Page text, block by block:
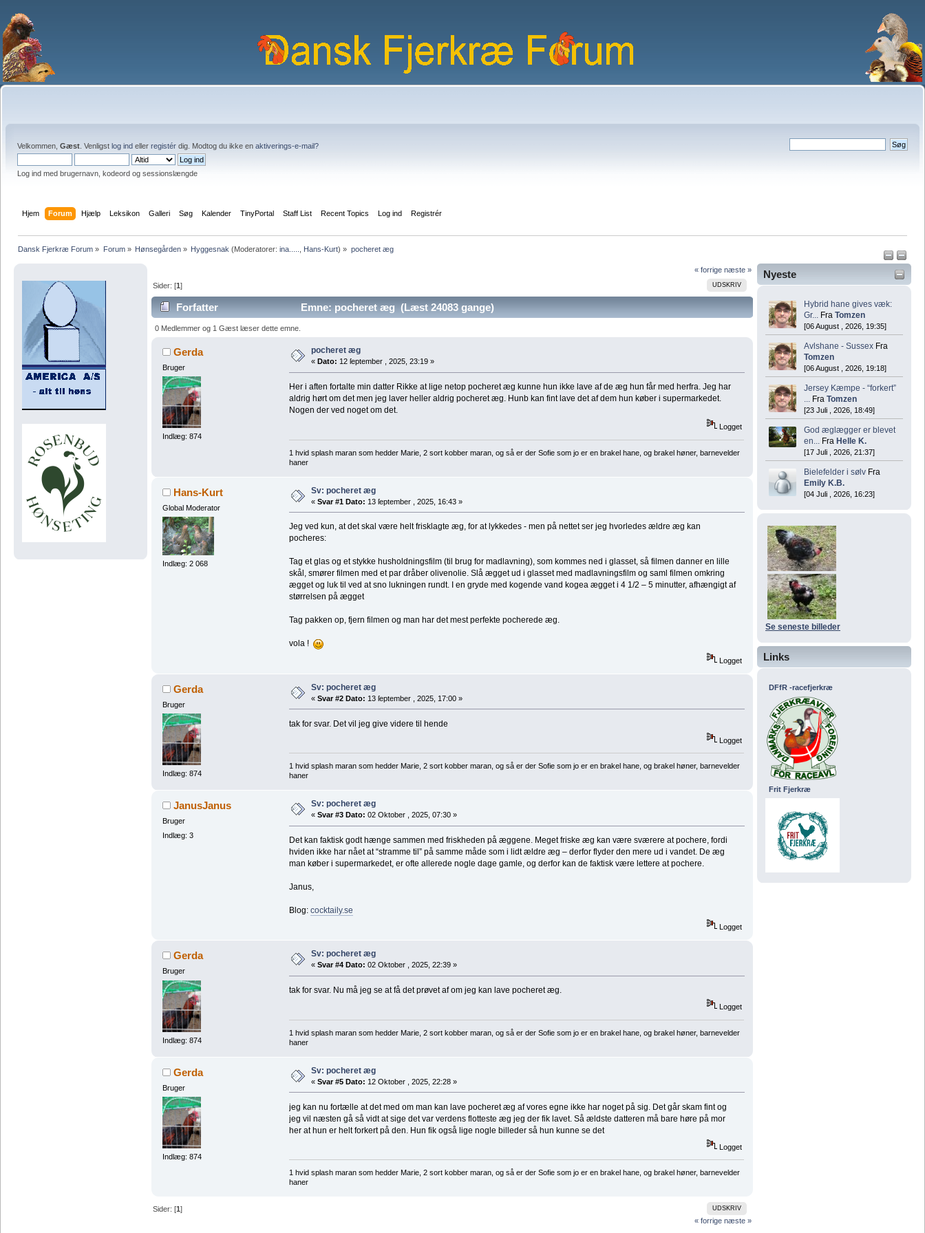
Velkommen, Gæst . Venligst log ind eller registér dig. Modtog du ikke en aktiverings-e-mail?
Log ind med brugernavn, kodeord og sessionslængde
Hjem Forum Hjælp Leksikon Galleri Søg Kalender TinyPortal Staff List Recent Topics Log ind Registrér
Dansk Fjerkræ Forum » Forum» Hønsegården» Hyggesnak (Moderatorer:ina..... Hans-Kurt) » pocheret æg
Nyeste
Hybrid hane gives væk:
Gr... Fra Tomzen
[06 August , 2026, 19:35]
Avlshane - Sussex Fra
Tomzen
[06 August , 2026, 19:18]
Jersey Kæmpe - “forkert”
... Fra Tomzen
[23 Juli , 2026, 18:49]
God æglægger er blevet
en... Fra Helle K.
[17 Juli , 2026, 21:37]
Bielefelder i sølv Fra
Emily K.B.
[04 Juli , 2026, 16:23]
Se seneste billeder
Links
DFfR -racefjerkræ
Frit Fjerkræ
« forrige næste »
UDSKRIV
Sider: [1]
Forfatter Emne: pocheret æg (Læst 24083 gange)
0 Medlemmer og 1 Gæst læser dette emne.
Gerda
Bruger
Indlæg: 874
pocheret æg
« Dato: 12 ſeptember , 2025, 23:19 »
Her i aften fortalte min datter Rikke at lige netop pocheret æg kunne hun ikke lave af de æg hun får med herfra. Jeg har
aldrig hørt om det men jeg laver heller aldrig pocheret æg. Hunb kan fint lave det af dem hun køber i supermarkedet.
Nogen der ved noget om det.
Logget
1 hvid splash maran som hedder Marie, 2 sort kobber maran, og så er der Sofie som jo er en brakel hane, og brakel høner, barnevelder
haner
Hans-Kurt
Global Moderator
Indlæg: 2 068
Sv: pocheret æg
« Svar #1 Dato: 13 ſeptember , 2025, 16:43 »
Jeg ved kun, at det skal være helt frisklagte æg, for at lykkedes - men på nettet ser jeg hvorledes ældre æg kan
pocheres:
Tag et glas og et stykke husholdningsfilm (til brug for madlavning), som kommes ned i glasset, så filmen danner en lille
skål, smører filmen med et par dråber olivenolie. Slå ægget ud i glasset med madlavningsfilm og saml filmen omkring
ægget og luk til ved at sno lukningen rundt. I en gryde med kogende vand kogea ægget i 4 1/2 – 5 minutter, afhængigt af
størrelsen på ægget
Tag pakken op, fjern filmen og man har det mest perfekte pocherede æg.
vola !
Logget
Gerda
Bruger
Indlæg: 874
Sv: pocheret æg
« Svar #2 Dato: 13 ſeptember , 2025, 17:00 »
tak for svar. Det vil jeg give videre til hende
Logget
1 hvid splash maran som hedder Marie, 2 sort kobber maran, og så er der Sofie som jo er en brakel hane, og brakel høner, barnevelder
haner
JanusJanus
Bruger
Indlæg: 3
Sv: pocheret æg
« Svar #3 Dato: 02 Oktober , 2025, 07:30 »
Det kan faktisk godt hænge sammen med friskheden på æggene. Meget friske æg kan være sværere at pochere, fordi
hviden ikke har nået at “stramme til” på samme måde som i lidt ældre æg – derfor flyder den mere ud i vandet. De æg
man køber i supermarkedet, er ofte allerede nogle dage gamle, og derfor kan de faktisk være lettere at pochere.
Janus,
Blog: cocktaily.se
Logget
Gerda
Bruger
Indlæg: 874
Sv: pocheret æg
« Svar #4 Dato: 02 Oktober , 2025, 22:39 »
tak for svar. Nu må jeg se at få det prøvet af om jeg kan lave pocheret æg.
Logget
1 hvid splash maran som hedder Marie, 2 sort kobber maran, og så er der Sofie som jo er en brakel hane, og brakel høner, barnevelder
haner
Gerda
Bruger
Indlæg: 874
Sv: pocheret æg
« Svar #5 Dato: 12 Oktober , 2025, 22:28 »
jeg kan nu fortælle at det med om man kan lave pocheret æg af vores egne ikke har noget på sig. Det går skam fint og
jeg vil næsten gå så vidt at sige det var verdens flotteste æg jeg der fik lavet. Så ældste datteren må bare høre på mor
her at hun er helt forkert på den. Hun fik også lige nogle billeder så hun kunne se det
Logget
1 hvid splash maran som hedder Marie, 2 sort kobber maran, og så er der Sofie som jo er en brakel hane, og brakel høner, barnevelder
haner
UDSKRIV
Sider: [1]
« forrige næste »